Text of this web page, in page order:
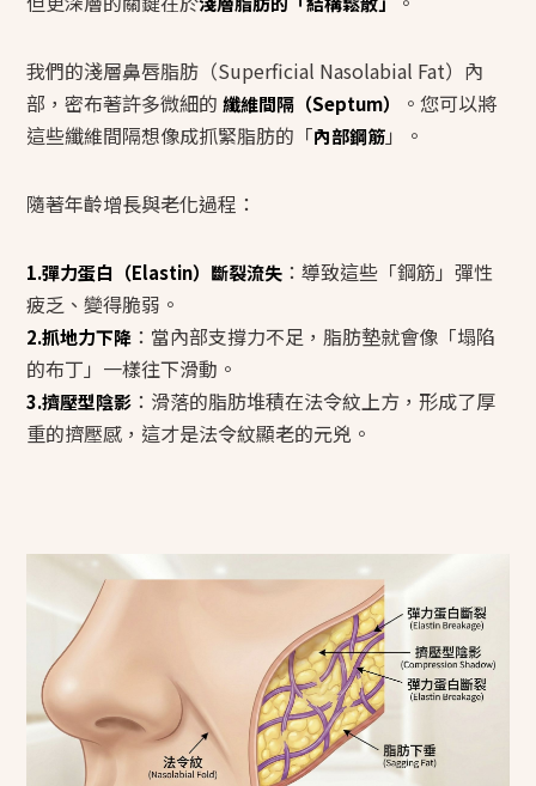
我們的淺層鼻唇脂肪（Superficial Nasolabial Fat）內
部，密布著許多微細的纖維間隔（Septum）
。您可以將
這些纖維間隔想像成抓緊脂肪的「內部鋼筋」。
隨著年齡增長與老化過程：
1.彈力蛋白（Elastin）斷裂流失 ：導致這些「鋼筋」彈性
疲乏、變得脆弱。
2.抓地力下降 ：當內部支撐力不足，脂肪墊就會像「塌陷
的布丁」一樣往下滑動。
3.擠壓型陰影 ：滑落的脂肪堆積在法令紋上方，形成了厚
重的擠壓感，這才是法令紋顯老的元兇。